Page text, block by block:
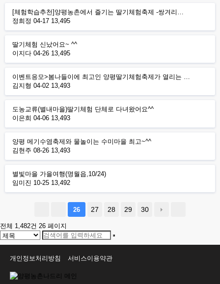
[체험학습추천]양평농촌에서 즐기는 딸기체험축제 -쌍겨리…
정희정 04-17 13,495
딸기체험 신났어요~ ^^
이지다 04-26 13,495
이벤트응모>봄나들이에 최고인 양평딸기체험축제가 열리는 …
김지형 04-02 13,493
도농교류(별내마을)딸기체험 단체로 다녀왔어요^^
이은희 04-06 13,493
양평 메기수염축제와 물놀이는 수미마을 최고~^^
김현주 08-26 13,493
별빛마을 가을여행(명월읍,10/24)
임미진 10-25 13,492
26 27 28 29 30
전체 1,482건 26 페이지
개인정보처리방침 서비스이용약관